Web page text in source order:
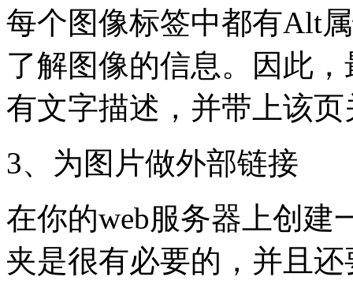
每个图像标签中都有Alt
了解图像的信息。因此
有文字描述，并带上该
3、为图片做外部链接
在你的web服务器上创建
夹是很有必要的，并且